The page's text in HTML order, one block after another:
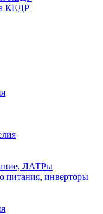
КЕДР
ЛАТРы
питания, инверторы